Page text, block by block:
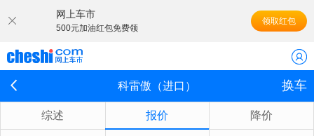
网上车市
500元加油红包免费领
领取红包
科雷傲（进口） 换车
综述 报价 降价